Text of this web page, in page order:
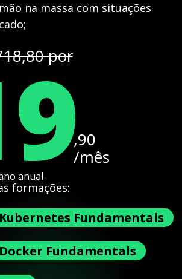
na massa com situações
por
,90
/mês
anual
formações:
Fundamentals
Fundamentals